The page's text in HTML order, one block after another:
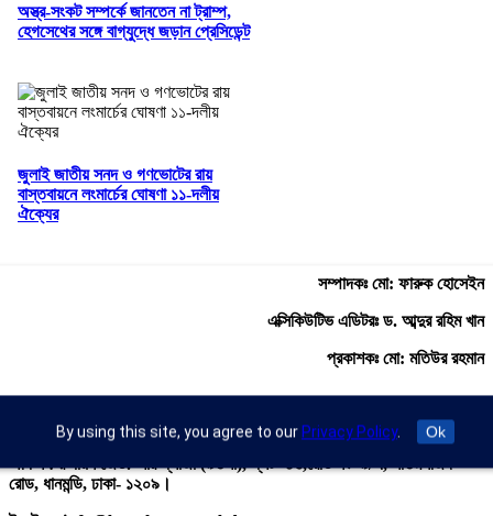
অস্ত্র-সংকট সম্পর্কে জানতেন না ট্রাম্প,
হেগসেথের সঙ্গে বাগ্‌যুদ্ধে জড়ান প্রেসিডেন্ট
জুলাই জাতীয় সনদ ও গণভোটের রায়
বাস্তবায়নে লংমার্চের ঘোষণা ১১-দলীয়
ঐক্যের
সম্পাদকঃ মো: ফারুক হোসেইন
এক্সিকিউটিভ এডিটরঃ ড. আব্দুর রহিম খান
প্রকাশকঃ মো: মতিউর রহমান
অফিস : রুপায়ন জেড. আর প্লাজা (৯তলা), প্লট- ৪৬,রোড নং- ৯/এ, সাতমসজিদ
রোড, ধানমন্ডি, ঢাকা- ১২০৯।
By using this site, you agree to our Privacy Policy. Ok